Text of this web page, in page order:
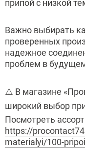
припой с низкой
Важно выбирать
проверенных
надежное
проблем в
⚠️ В магазине
широкий выбор
Посмотреть
https://
materialyi/100-